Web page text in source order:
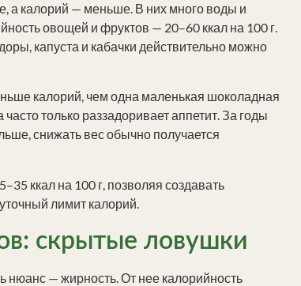
а калорий — меньше. В них много воды и
овощей и фруктов — 20–60 ккал на 100 г.
капуста и кабачки действительно можно
калорий, чем одна маленькая шоколадная
только раззадоривает аппетит. За годы
снижать вес обычно получается
ккал на 100 г, позволяя создавать
лимит калорий.
скрытые ловушки
нюанс — жирность. От нее калорийность